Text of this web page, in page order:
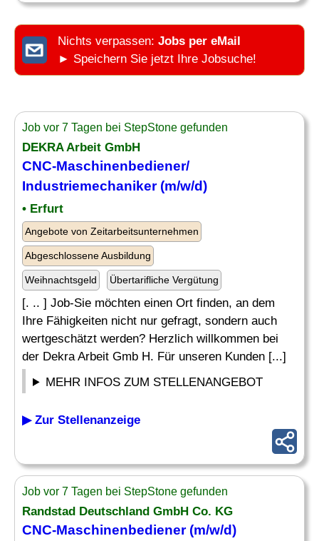
Nichts verpassen: Jobs per eMail
► Speichern Sie jetzt Ihre Jobsuche!
Job vor 7 Tagen bei StepStone gefunden
DEKRA Arbeit GmbH
CNC-Maschinenbediener/
Industriemechaniker (m/w/d)
• Erfurt
Angebote von Zeitarbeitsunternehmen
Abgeschlossene Ausbildung
Weihnachtsgeld Übertarifliche Vergütung
[. .. ] Job-Sie möchten einen Ort finden, an dem
Ihre Fähigkeiten nicht nur gefragt, sondern auch
wertgeschätzt werden? Herzlich willkommen bei
der Dekra Arbeit Gmb H. Für unseren Kunden [...]
MEHR INFOS ZUM STELLENANGEBOT
▶ Zur Stellenanzeige
Job vor 7 Tagen bei StepStone gefunden
Randstad Deutschland GmbH Co. KG
CNC-Maschinenbediener(m/w/d)